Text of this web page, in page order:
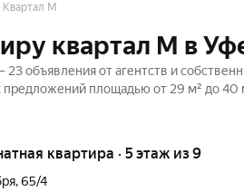
Квартал М
квартал М в
объявления от агентств и
площадью от 29 м² до 40
квартира · 5 этаж из 9
,65/4